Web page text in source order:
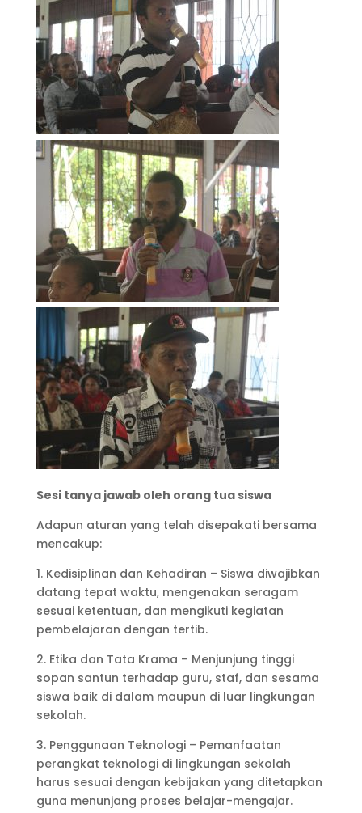
Sesi tanya jawab oleh orang tua siswa
Adapun aturan yang telah disepakati bersama
mencakup:
1. Kedisiplinan dan Kehadiran – Siswa diwajibkan
datang tepat waktu, mengenakan seragam
sesuai ketentuan, dan mengikuti kegiatan
pembelajaran dengan tertib.
2. Etika dan Tata Krama – Menjunjung tinggi
sopan santun terhadap guru, staf, dan sesama
siswa baik di dalam maupun di luar lingkungan
sekolah.
3. Penggunaan Teknologi – Pemanfaatan
perangkat teknologi di lingkungan sekolah
harus sesuai dengan kebijakan yang ditetapkan
guna menunjang proses belajar-mengajar.